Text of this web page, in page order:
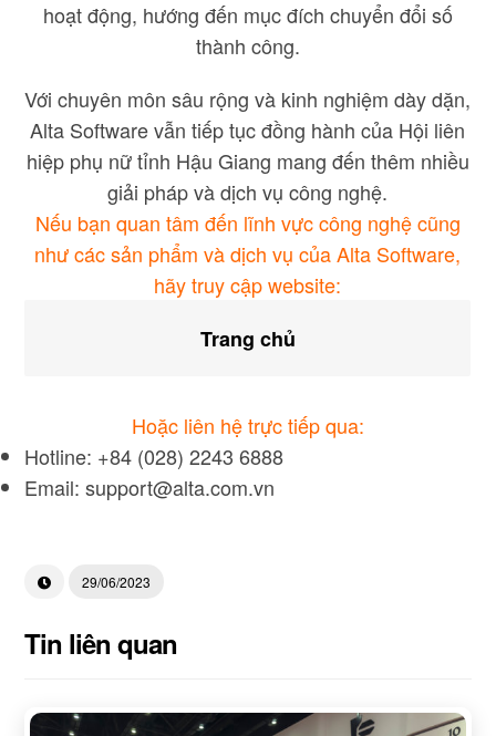
hoạt động, hướng đến mục đích chuyển đổi số
thành công.
Với chuyên môn sâu rộng và kinh nghiệm dày dặn,
Alta Software vẫn tiếp tục đồng hành của Hội liên
hiệp phụ nữ tỉnh Hậu Giang mang đến thêm nhiều
giải pháp và dịch vụ công nghệ.
Nếu bạn quan tâm đến lĩnh vực công nghệ cũng
như các sản phẩm và dịch vụ của Alta Software,
hãy truy cập website:
Trang chủ
Hoặc liên hệ trực tiếp qua:
Hotline: +84 (028) 2243 6888
Email: support@alta.com.vn
29/06/2023
Tin liên quan